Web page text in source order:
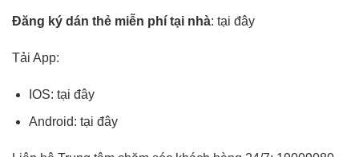
Đăng ký dán thẻ miễn phí tại nhà: tại đây
Tải App:
IOS: tại đây
Android: tại đây